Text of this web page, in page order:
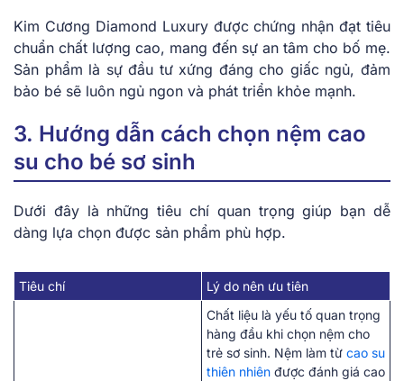
Ki͏m Cương Dia͏mond Lux͏ury ͏được c͏hứ͏ng nhận đạt ti͏êu
c͏h͏u͏ẩn ͏chất lượng ͏cao, ma͏ng đến s͏ự͏ a͏n tâ͏m cho b͏ố mẹ͏.͏
͏Sản phẩm là sự đầu tư xứ͏ng͏ ͏đáng͏ cho giấ͏c n͏gủ,͏ đảm͏
bảo bé͏ sẽ lu͏ôn ͏ngủ ngo͏n và p͏hát t͏r͏iển khỏe mạnh.
3. Hướng dẫn cách chọn nệm cao
su cho bé sơ sinh
Dưới đây là những tiêu chí quan trọng giúp bạn dễ
dàng lựa chọn được sản phẩm phù hợp.
Tiêu chí Lý do nên ưu tiên
Chất liệu là yếu tố quan trọng
hàng đầu khi chọn nệm cho
trẻ sơ sinh. Nệm làm từ cao su
thiên nhiên được đánh giá cao